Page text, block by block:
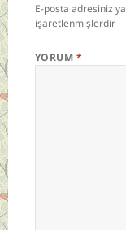
E-posta adresiniz
işaretlenmişlerdir
YORUM *